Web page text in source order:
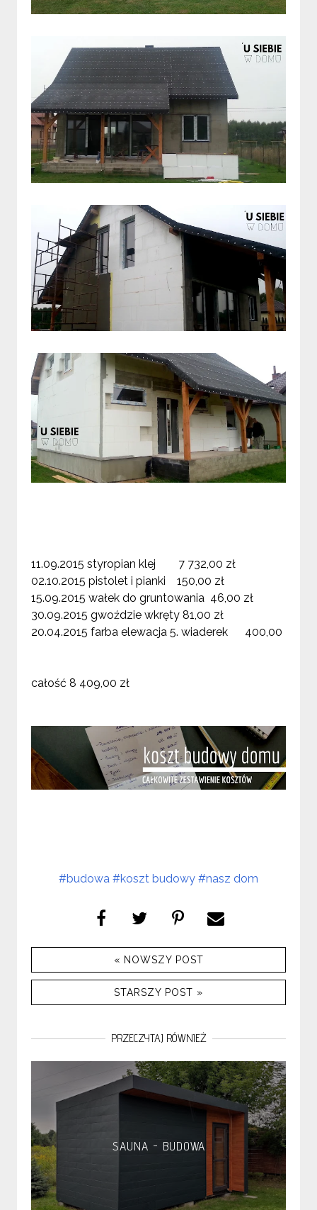
11.09.2015 styropian klej 7 732,00 zł
02.10.2015 pistolet i pianki 150,00 zł
15.09.2015 wałek do gruntowania 46,00 zł
30.09.2015 gwoździe wkręty 81,00 zł
20.04.2015 farba elewacja 5. wiaderek 400,00
całość 8 409,00 zł
#budowa #koszt budowy #nasz dom
« NOWSZY POST
STARSZY POST »
PRZECZYTAJ RÓWNIEŻ
SAUNA - BUDOWA